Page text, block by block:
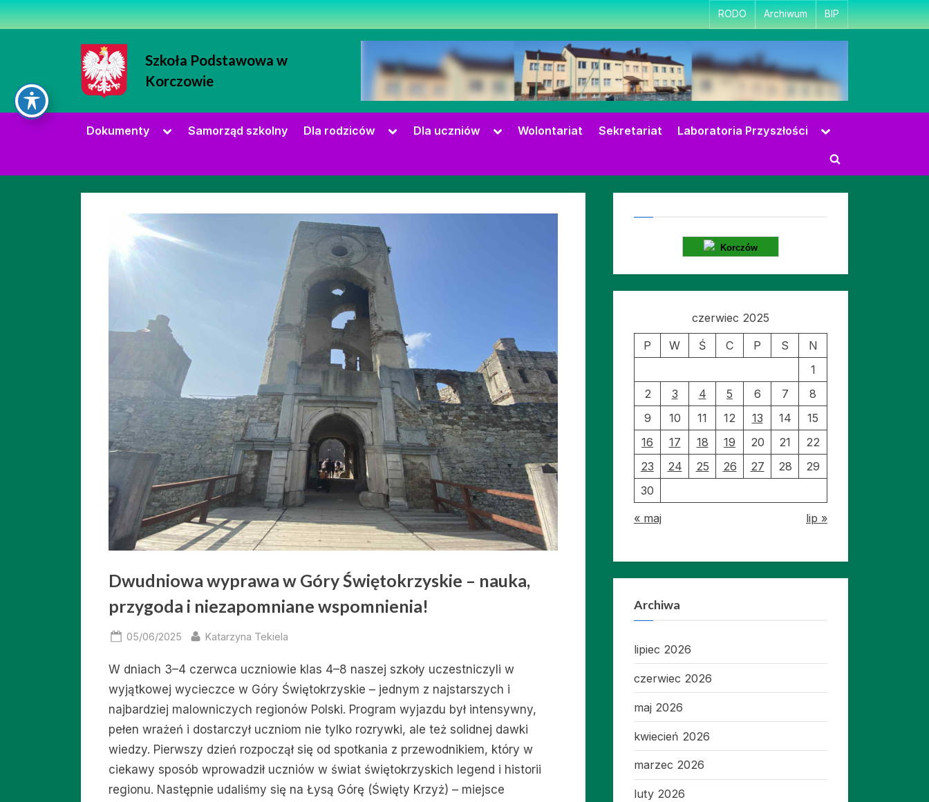
Skip
to
RODO Archiwum BIP
Szkoła Podstawowa w
Korczowie
Dokumenty
ToggleSamorząd szkolny Dla rodziców
ToggleDla uczniów
ToggleWolontariat Sekretariat Laboratoria Przyszłości
Toggle
menu
Toggle
Dwudniowa wyprawa w Góry Świętokrzyskie – nauka,
przygoda i niezapomniane wspomnienia!
Posted
05/06/2025 By
Katarzyna Tekiela
W dniach 3–4 czerwca uczniowie klas 4–8 naszej szkoły uczestniczyli w
wyjątkowej wycieczce w Góry Świętokrzyskie – jednym z najstarszych i
najbardziej malowniczych regionów Polski. Program wyjazdu był intensywny,
pełen wrażeń i dostarczył uczniom nie tylko rozrywki, ale też solidnej dawki
wiedzy. Pierwszy dzień rozpoczął się od spotkania z przewodnikiem, który w
ciekawy sposób wprowadził uczniów w świat świętokrzyskich legend i historii
regionu. Następnie udaliśmy się na Łysą Górę (Święty Krzyż) – miejsce
Korczów
czerwiec 2025
P W Ś C P S
N
1
2
3 4 5 6 7
8
9
10 11 12 13 14
15
16
17 18 19 20 21
22
23
24 25 26 27 28
29
30
« maj lip »
Archiwa
lipiec 2026
czerwiec 2026
maj 2026
kwiecień 2026
marzec 2026
luty 2026